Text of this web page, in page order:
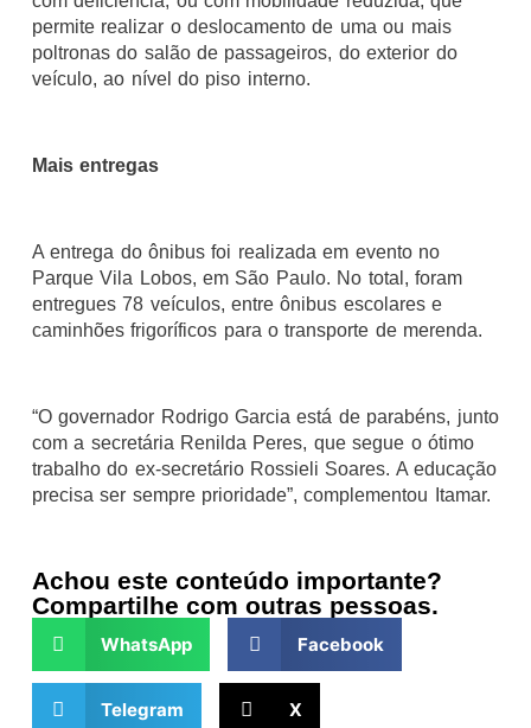
permite realizar o deslocamento de uma ou mais
poltronas do salão de passageiros, do exterior do
veículo, ao nível do piso interno.
Mais entregas
A entrega do ônibus foi realizada em evento no
Parque Vila Lobos, em São Paulo. No total, foram
entregues 78 veículos, entre ônibus escolares e
caminhões frigoríficos para o transporte de merenda.
“O governador Rodrigo Garcia está de parabéns, junto
com a secretária Renilda Peres, que segue o ótimo
trabalho do ex-secretário Rossieli Soares. A educação
precisa ser sempre prioridade”, complementou Itamar.
Achou este conteúdo importante?
Compartilhe com outras pessoas.
WhatsApp Facebook
Telegram X